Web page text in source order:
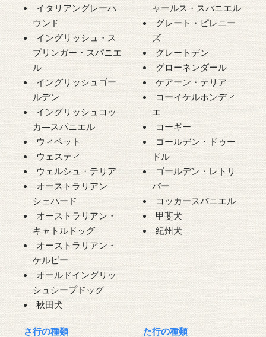
イタリアングレーハ
ウンド
イングリッシュ・ス
プリンガー・スパニエ
ル
イングリッシュゴー
ルデン
イングリッシュコッ
カ―スパニエル
ウィペット
ウェスティ
ウェルシュ・テリア
オーストラリアン
シェパード
オーストラリアン・
キャトルドッグ
オーストラリアン・
ケルピー
オールドイングリッ
シュシープドッグ
秋田犬
ャールス・スパニエル
グレート・ピレニー
ズ
グレートデン
グローネンダール
ケアーン・テリア
コーイケルホンディ
エ
コーギー
ゴールデン・ドゥー
ドル
ゴールデン・レトリ
バー
コッカースパニエル
甲斐犬
紀州犬
さ行の種類
た行の種類